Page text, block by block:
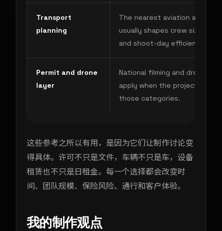
Transport
planning
The nearest aviation and
usually shapes crew size,
and shoot-day efficiency.
Permit and drone
layer
National filming and drone
apply when the project
those categories.
这些参考之所以有用，是因为它们让制作讨论变
得具体。许可不只是文件，车辆不只是车，设备
租赁也不只是日租金。每一个选择都会改变时
间、团队规模、保险风险、通行和客户体验。
我的制作观点